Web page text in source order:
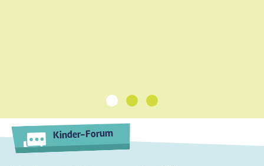
1 2 3
Kinder-Forum